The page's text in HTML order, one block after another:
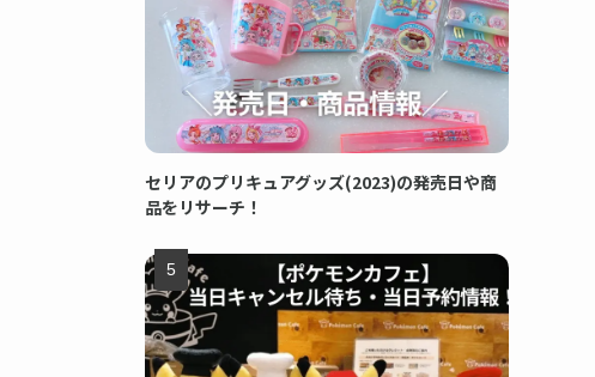
セリアのプリキュアグッズ(2023)の発売日や商
品をリサーチ！